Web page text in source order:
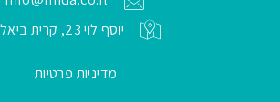
יוסף לוי 23, קרית ביאליק
מדיניות פרטיות